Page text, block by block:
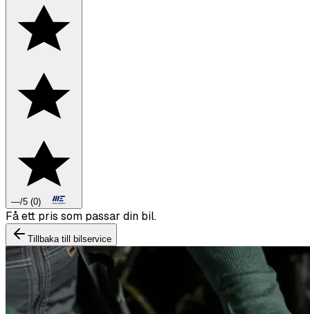
—/5 (0)
Boka däckbyte eller montering inför vintern.
Tillbaka till bilservice